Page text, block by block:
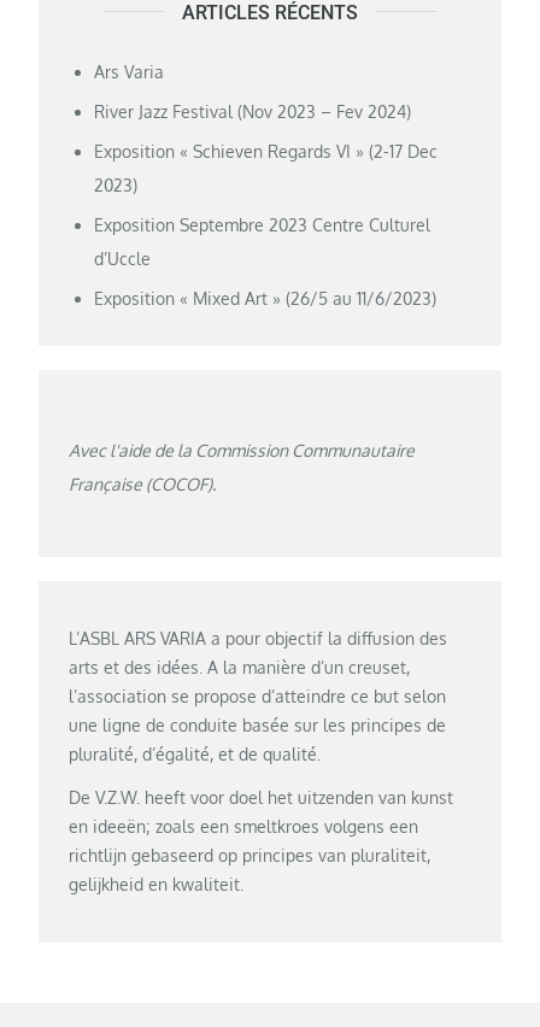
ARTICLES RÉCENTS
Ars Varia
River Jazz Festival (Nov 2023 – Fev 2024)
Exposition « Schieven Regards VI » (2-17 Dec
2023)
Exposition Septembre 2023 Centre Culturel
d’Uccle
Exposition « Mixed Art » (26/5 au 11/6/2023)
Avec l'aide de la Commission Communautaire
Française (COCOF).
L’ASBL ARS VARIA a pour objectif la diffusion des
arts et des idées. A la manière d’un creuset,
l’association se propose d’atteindre ce but selon
une ligne de conduite basée sur les principes de
pluralité, d’égalité, et de qualité.
De V.Z.W. heeft voor doel het uitzenden van kunst
en ideeën; zoals een smeltkroes volgens een
richtlijn gebaseerd op principes van pluraliteit,
gelijkheid en kwaliteit.